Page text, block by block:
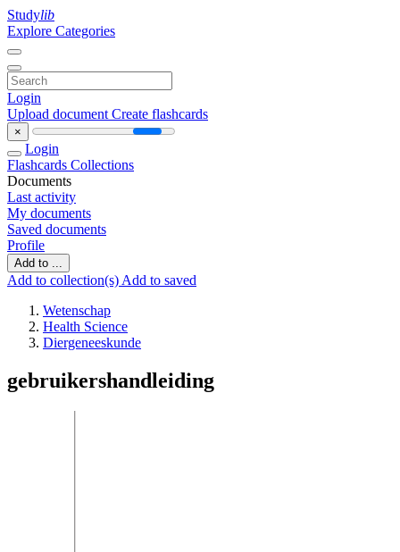
Studylib
Explore Categories
Login
Upload document Create flashcards
×
Login
Flashcards Collections
Documents
Last activity
My documents
Saved documents
Profile
Add to ...
Add to collection(s) Add to saved
Wetenschap
Health Science
Diergeneeskunde
gebruikershandleiding